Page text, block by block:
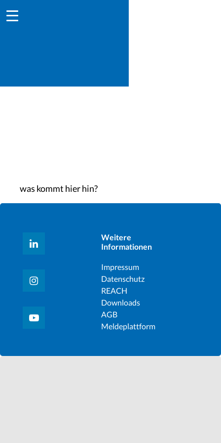
was kommt hier hin?
Weitere
Informationen
Impressum
Datenschutz
REACH
Downloads
AGB
Meldeplattform